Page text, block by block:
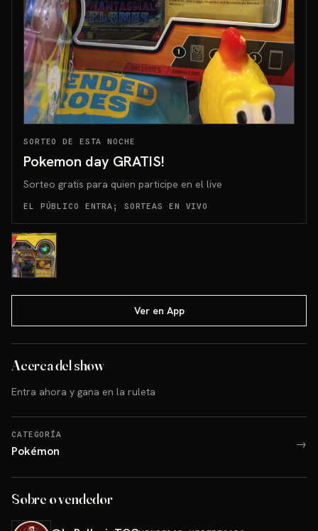
SORTEO DE ESTA NOCHE
Pokemon day GRATIS!
Sorteo gratis para quien participe en el live
EL PÚBLICO ENTRA; SORTEAS EN VIVO
Ver en App
Acerca del show
Entra ahora y gana en la ruleta
CATEGORÍA
Pokémon →
Sobre o vendedor